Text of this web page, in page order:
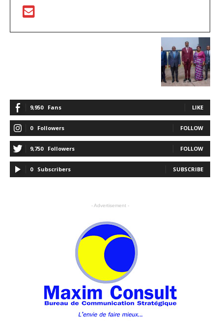
9,950 Fans LIKE
0 Followers FOLLOW
9,750 Followers FOLLOW
0 Subscribers SUBSCRIBE
- Advertisement -